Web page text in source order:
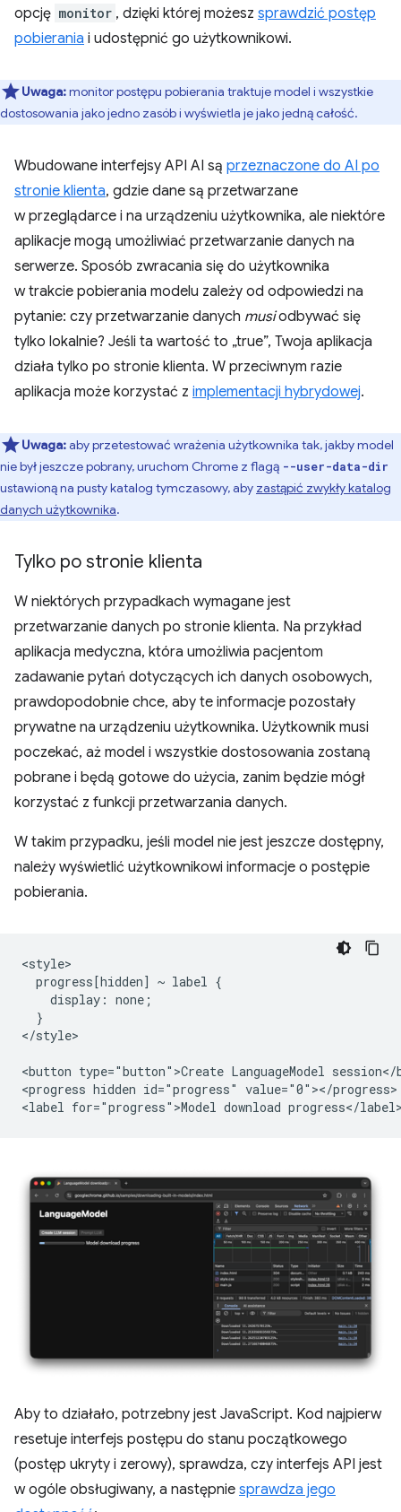
opcję monitor , dzięki której możesz sprawdzić postęp
pobierania i udostępnić go użytkownikowi.
Uwaga:monitor postępu pobierania traktuje model i wszystkie
dostosowania jako jedno zasób i wyświetla je jako jedną całość.
Wbudowane interfejsy API AI są przeznaczone do AI po
stronie klienta, gdzie dane są przetwarzane
w przeglądarce i na urządzeniu użytkownika, ale niektóre
aplikacje mogą umożliwiać przetwarzanie danych na
serwerze. Sposób zwracania się do użytkownika
w trakcie pobierania modelu zależy od odpowiedzi na
pytanie: czy przetwarzanie danych musiodbywać się
tylko lokalnie? Jeśli ta wartość to „true”, Twoja aplikacja
działa tylko po stronie klienta. W przeciwnym razie
aplikacja może korzystać z implementacji hybrydowej.
Uwaga:aby przetestować wrażenia użytkownika tak, jakby model
nie był jeszcze pobrany, uruchom Chrome z flagą --user-data-dir
ustawioną na pusty katalog tymczasowy, aby zastąpić zwykły katalog
danych użytkownika.
Tylko po stronie klienta
W niektórych przypadkach wymagane jest
przetwarzanie danych po stronie klienta. Na przykład
aplikacja medyczna, która umożliwia pacjentom
zadawanie pytań dotyczących ich danych osobowych,
prawdopodobnie chce, aby te informacje pozostały
prywatne na urządzeniu użytkownika. Użytkownik musi
poczekać, aż model i wszystkie dostosowania zostaną
pobrane i będą gotowe do użycia, zanim będzie mógł
korzystać z funkcji przetwarzania danych.
W takim przypadku, jeśli model nie jest jeszcze dostępny,
należy wyświetlić użytkownikowi informacje o postępie
pobierania.
<style>
  progress[hidden] ~ label {
    display: none;
  }
</style>
<button type="button">Create LanguageModel session</
<progress hidden id="progress" value="0"></progress>
Aby to działało, potrzebny jest JavaScript. Kod najpierw
resetuje interfejs postępu do stanu początkowego
(postęp ukryty i zerowy), sprawdza, czy interfejs API jest
w ogóle obsługiwany, a następnie sprawdza jego